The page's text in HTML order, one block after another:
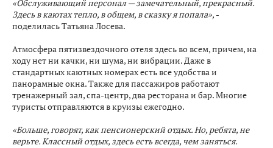
«Обслуживающий персонал — замечательный, прекрасный.
Здесь в каютах тепло, в общем, в сказку я попала», -
поделилась Татьяна Лосева.
Атмосфера пятизвездочного отеля здесь во всем, причем, на
ходу нет ни качки, ни шума, ни вибрации. Даже в
стандартных каютных номерах есть все удобства и
панорамные окна. Также для пассажиров работают
тренажерный зал, спа-центр, два ресторана и бар. Многие
туристы отправляются в круизы ежегодно.
«Больше, говорят, как пенсионерский отдых. Но, ребята, не
верьте. Классный отдых, здесь есть всегда, чем заняться.